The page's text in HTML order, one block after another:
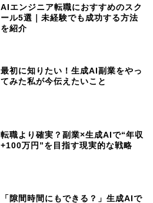
AIエンジニア転職におすすめのスク
ール5選｜未経験でも成功する方法
を紹介
最初に知りたい！生成AI副業をやっ
てみた私が今伝えたいこと
転職より確実？副業×生成AIで“年収
+100万円”を目指す現実的な戦略
「隙間時間にもできる？」生成AIで